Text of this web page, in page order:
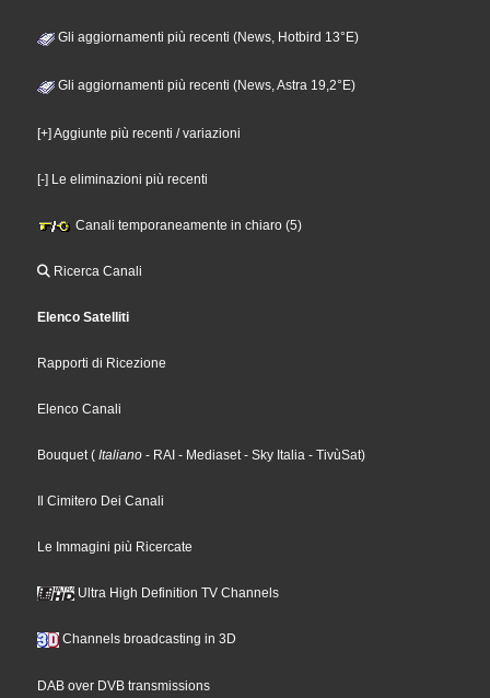
Gli aggiornamenti più recenti (News, Hotbird 13°E)
Gli aggiornamenti più recenti (News, Astra 19,2°E)
[+] Aggiunte più recenti / variazioni
[-] Le eliminazioni più recenti
Canali temporaneamente in chiaro (5)
Ricerca Canali
Elenco Satelliti
Rapporti di Ricezione
Elenco Canali
Bouquet ( Italiano - RAI - Mediaset - Sky Italia - TivùSat)
Il Cimitero Dei Canali
Le Immagini più Ricercate
Ultra High Definition TV Channels
Channels broadcasting in 3D
DAB over DVB transmissions